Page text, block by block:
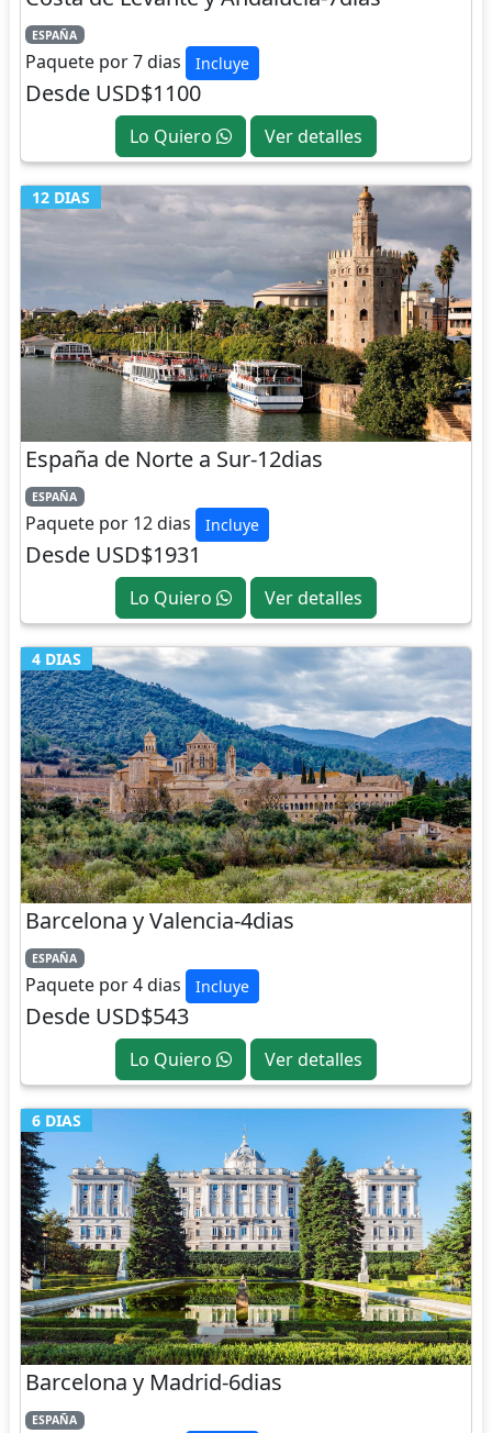
ESPAÑA
Paquete por 7 dias Incluye
Desde USD$1100
Lo Quiero Ver detalles
12 DIAS
España de Norte a Sur-12dias
ESPAÑA
Paquete por 12 dias Incluye
Desde USD$1931
Lo Quiero Ver detalles
4 DIAS
Barcelona y Valencia-4dias
ESPAÑA
Paquete por 4 dias Incluye
Desde USD$543
Lo Quiero Ver detalles
6 DIAS
Barcelona y Madrid-6dias
ESPAÑA